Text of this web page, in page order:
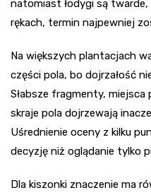
natomiast łodygi są twarde,
rękach, termin najpewniej
Na większych plantacjach
części pola, bo dojrzałość
Słabsze fragmenty, miejsca
skraje pola dojrzewają
Uśrednienie oceny z kilku
decyzję niż oglądanie tylko
Dla kiszonki znaczenie ma